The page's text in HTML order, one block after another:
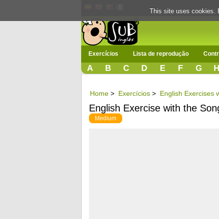
Exercícios Lista de reprodução
A B C D E F G H
Home > Exercícios > English Exercises
English Exercise with the
Medium
This site uses cookies.